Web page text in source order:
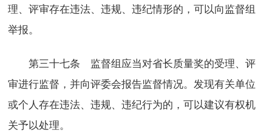
理、评审存在违法、违规、违纪情形的，可以向监督组
举报。
第三十七条 监督组应当对省长质量奖的受理、评
审进行监督，并向评委会报告监督情况。发现有关单位
或个人存在违法、违规、违纪行为的，可以建议有权机
关予以处理。